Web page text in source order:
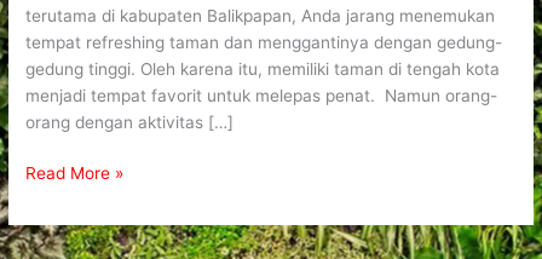
terutama di kabupaten Balikpapan, Anda jarang menemukan
tempat refreshing taman dan menggantinya dengan gedung-
gedung tinggi. Oleh karena itu, memiliki taman di tengah kota
menjadi tempat favorit untuk melepas penat. Namun orang-
orang dengan aktivitas […]
Read More »